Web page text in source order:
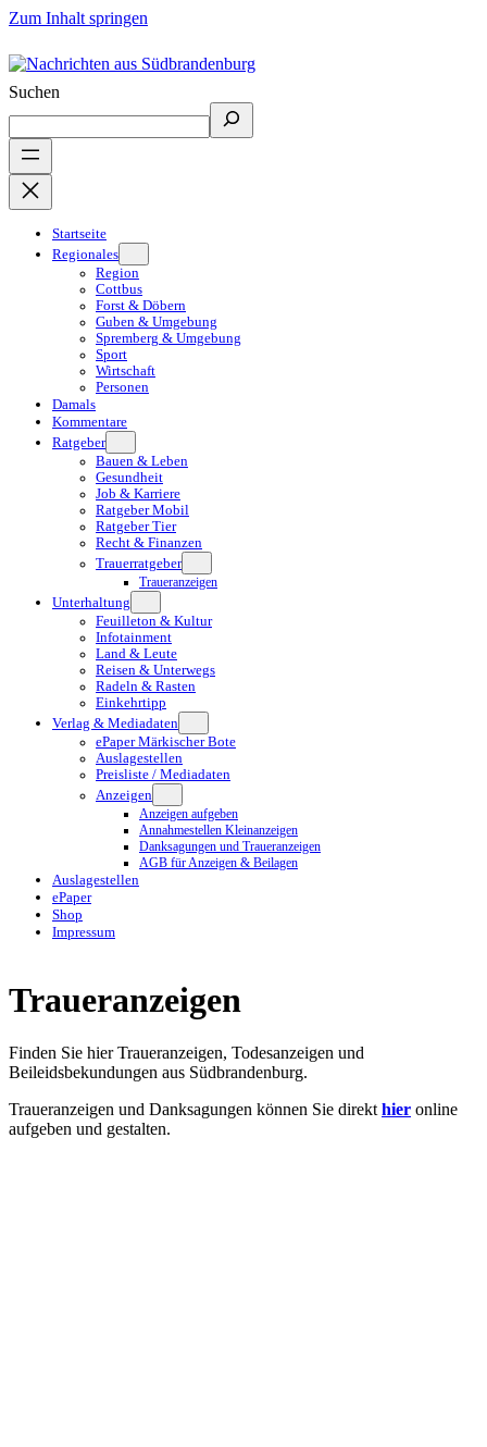
Zum Inhalt springen
Suchen
Startseite
Regionales
Region
Cottbus
Forst & Döbern
Guben & Umgebung
Spremberg & Umgebung
Sport
Wirtschaft
Personen
Damals
Kommentare
Ratgeber
Bauen & Leben
Gesundheit
Job & Karriere
Ratgeber Mobil
Ratgeber Tier
Recht & Finanzen
Trauerratgeber
Traueranzeigen
Unterhaltung
Feuilleton & Kultur
Infotainment
Land & Leute
Reisen & Unterwegs
Radeln & Rasten
Einkehrtipp
Verlag & Mediadaten
ePaper Märkischer Bote
Auslagestellen
Preisliste / Mediadaten
Anzeigen
Anzeigen aufgeben
Annahmestellen Kleinanzeigen
Danksagungen und Traueranzeigen
AGB für Anzeigen & Beilagen
Auslagestellen
ePaper
Shop
Impressum
Traueranzeigen
Finden Sie hier Traueranzeigen, Todesanzeigen und
Beileidsbekundungen aus Südbrandenburg.
Traueranzeigen und Danksagungen können Sie direkt hier online
aufgeben und gestalten.